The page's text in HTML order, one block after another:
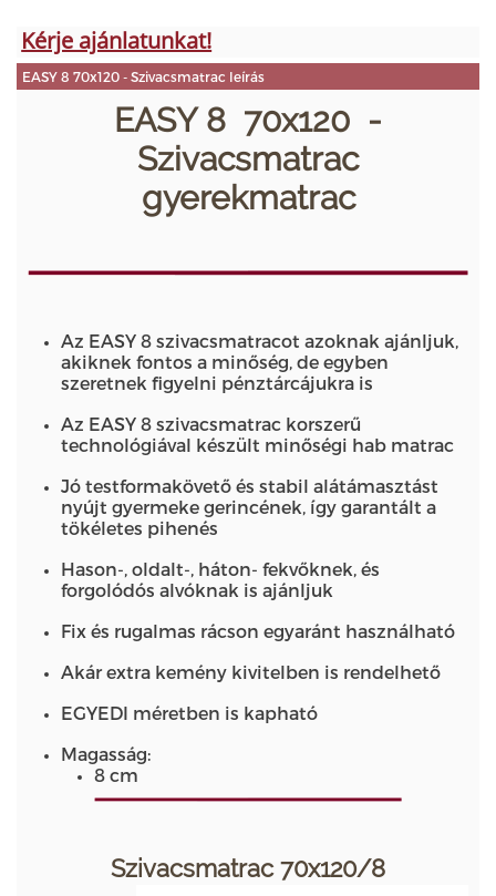
Kérje ajánlatunkat!
EASY 8 70x120 - Szivacsmatrac leírás
EASY 8 70x120 -
Szivacsmatrac
gyerekmatrac
Az EASY 8 szivacsmatracot azoknak ajánljuk,
akiknek fontos a minőség, de egyben
szeretnek figyelni pénztárcájukra is
Az EASY 8 szivacsmatrac korszerű
technológiával készült minőségi hab matrac
Jó testformakövető és stabil alátámasztást
nyújt gyermeke gerincének, így garantált a
tökéletes pihenés
Hason-, oldalt-, háton- fekvőknek, és
forgolódós alvóknak is ajánljuk
Fix és rugalmas rácson egyaránt használható
Akár extra kemény kivitelben is rendelhető
EGYEDI méretben is kapható
Magasság:
8 cm
Szivacsmatrac 70x120/8